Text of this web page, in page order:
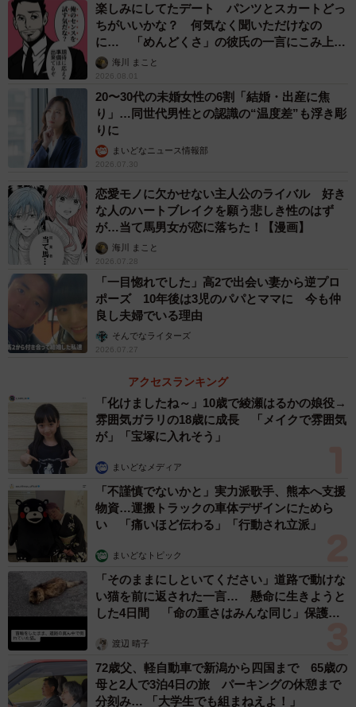
楽しみにしてたデート パンツとスカートどっ
ちがいいかな？ 何気なく聞いただけなの
に… 「めんどくさ」の彼氏の一言にこみ上げ
る寂しさ【漫画】
海川 まこと
2026.08.01
20〜30代の未婚女性の6割「結婚・出産に焦
り」…同世代男性との認識の“温度差”も浮き彫
りに
まいどなニュース情報部
2026.07.30
恋愛モノに欠かせない主人公のライバル 好き
な人のハートブレイクを願う悲しき性のはず
が…当て馬男女が恋に落ちた！【漫画】
海川 まこと
2026.07.28
「一目惚れでした」高2で出会い妻から逆プロ
ポーズ 10年後は3児のパパとママに 今も仲
良し夫婦でいる理由
そんでなライターズ
2026.07.27
アクセスランキング
「化けましたね～」10歳で綾瀬はるかの娘役→
雰囲気ガラリの18歳に成長 「メイクで雰囲気
が」「宝塚に入れそう」
まいどなメディア
「不謹慎でないかと」実力派歌手、熊本へ支援
物資…運搬トラックの車体デザインにためら
い 「痛いほど伝わる」「行動され立派」
まいどなトピック
「そのままにしといてください」道路で動けな
い猫を前に返された一言… 懸命に生きようと
した4日間 「命の重さはみんな同じ」保護団
渡辺 晴子
72歳父、軽自動車で新潟から四国まで 65歳の
母と2人で3泊4日の旅 パーキングの休憩まで
分刻み… 「大学生でも組まねえよ！」